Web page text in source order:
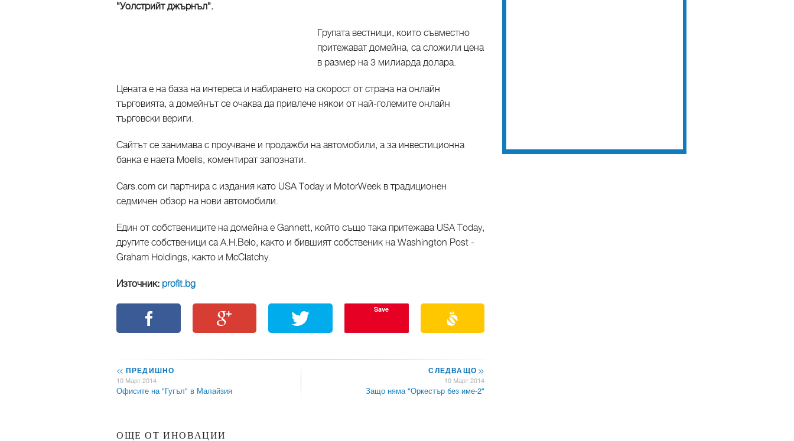
"Уолстрийт джърнъл".
Групата вестници, които съвместно
притежават домейна, са сложили цена
в размер на 3 милиарда долара.
Цената е на база на интереса и набирането на скорост от страна на онлайн
търговията, а домейнът се очаква да привлече някои от най-големите онлайн
търговски вериги.
Сайтът се занимава с проучване и продажби на автомобили, а за инвестиционна
банка е наета Moelis, коментират запознати.
Cars.com си партнира с издания като USA Today и MotorWeek в традиционен
седмичен обзор на нови автомобили.
Един от собствениците на домейна е Gannett, който също така притежава USA Today,
другите собственици са A.H.Belo, както и бившият собственик на Washington Post -
Graham Holdings, както и McClatchy.
Източник: profit.bg
Save
<< ПРЕДИШНО
10 Март 2014
Офисите на "Гугъл" в Малайзия
СЛЕДВАЩО>>
10 Март 2014
Защо няма "Оркестър без име-2"
ОЩЕ ОТ ИНОВАЦИИ